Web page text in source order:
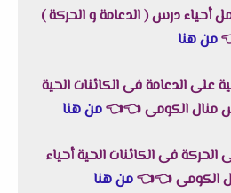
أحياء درس ( الدعامة و الحركة )
من هنا
على الدعامة فى الكائنات الحية
منال الكومى👈
👈من هنا
الحركة فى الكائنات الحية أحياء
الكومى👈
👈من هنا